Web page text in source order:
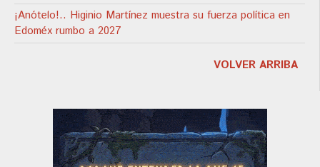
¡Anótelo!.. Higinio Martínez muestra su fuerza política en
Edoméx rumbo a 2027
VOLVER ARRIBA